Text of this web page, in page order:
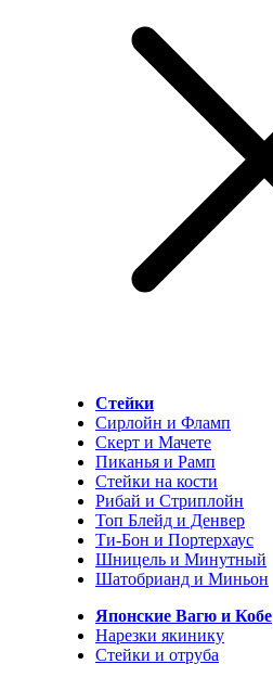
Стейки
Сирлойн и Фламп
Скерт и Мачете
Пиканья и Рамп
Стейки на кости
Рибай и Стриплойн
Топ Блейд и Денвер
Ти-Бон и Портерхаус
Шницель и Минутный
Шатобрианд и Миньон
Японские Вагю и Кобе
Нарезки якинику
Стейки и отруба